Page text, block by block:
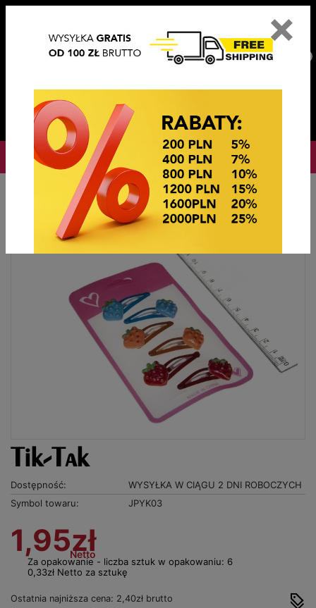
OKAZJE CENOWE! OKAZJE CENOWE!
Strona główna Ozdoby do włosów TIK TAKI Z OZDOBĄ
Tik-Tak
Dostępność:
WYSYŁKA W CIĄGU 2 DNI ROBOCZYCH
Symbol towaru:
JPYK03
1,95zł
Netto
Za opakowanie - liczba sztuk w opakowaniu: 6
0,33zł Netto za sztukę
Ostatnia najniższa cena: 2,40zł brutto
×